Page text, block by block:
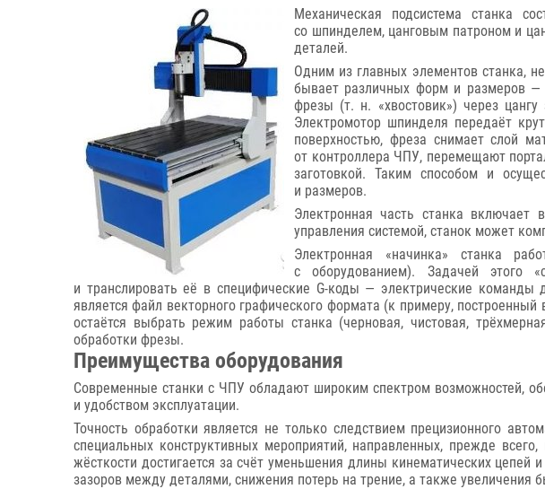
Механическая подсистема станка
со шпинделем, цанговым патроном и
деталей.
Одним из главных элементов станка,
бывает различных форм и размеров —
фрезы (т. н. «хвостовик») через
Электромотор шпинделя передаёт
поверхностью, фреза снимает слой
от контроллера ЧПУ, перемещают
заготовкой. Таким способом и
и размеров.
Электронная часть станка
управления системой, станок может
Электронная «начинка» станка
с оборудованием). Задачей этого
и транслировать её в специфические G-коды — электрические
является файл векторного графического формата (к примеру,
остаётся выбрать режим работы станка (черновая, чистовая,
обработки фрезы.
Преимущества оборудования
Современные станки с ЧПУ обладают широким спектром возможностей,
и удобством эксплуатации.
Точность обработки является не только следствием прецизионного
специальных конструктивных мероприятий, направленных, прежде
жёсткости достигается за счёт уменьшения длины кинематических цепей
зазоров между деталями, снижения потерь на трение, а также увеличения